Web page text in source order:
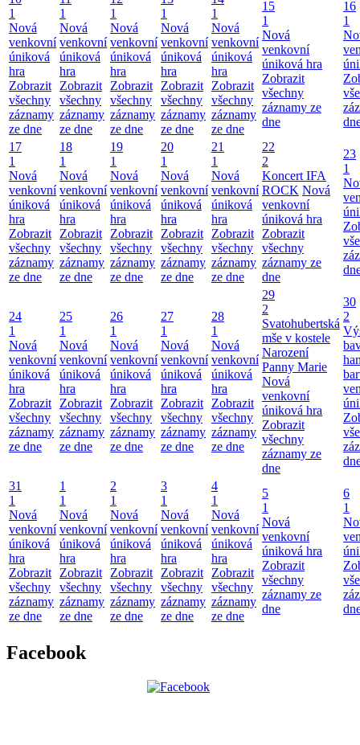
1
Nová
venkovní
úniková
hra
Zobrazit
všechny
záznamy
ze dne
1
Nová
venkovní
úniková
hra
Zobrazit
všechny
záznamy
ze dne
1
Nová
venkovní
úniková
hra
Zobrazit
všechny
záznamy
ze dne
1
Nová
venkovní
úniková
hra
Zobrazit
všechny
záznamy
ze dne
1
Nová
venkovní
úniková
hra
Zobrazit
všechny
záznamy
ze dne
15
1
Nová
venkovní
úniková hra
Zobrazit
všechny
záznamy ze
dne
16
1
17
1
Nová
venkovní
úniková
hra
Zobrazit
všechny
záznamy
ze dne
18
1
Nová
venkovní
úniková
hra
Zobrazit
všechny
záznamy
ze dne
19
1
Nová
venkovní
úniková
hra
Zobrazit
všechny
záznamy
ze dne
20
1
Nová
venkovní
úniková
hra
Zobrazit
všechny
záznamy
ze dne
21
1
Nová
venkovní
úniková
hra
Zobrazit
všechny
záznamy
ze dne
22
2
Koncert IFA
ROCK Nová
venkovní
úniková hra
Zobrazit
všechny
záznamy ze
dne
23
1
24
1
Nová
venkovní
úniková
hra
Zobrazit
všechny
záznamy
ze dne
25
1
Nová
venkovní
úniková
hra
Zobrazit
všechny
záznamy
ze dne
26
1
Nová
venkovní
úniková
hra
Zobrazit
všechny
záznamy
ze dne
27
1
Nová
venkovní
úniková
hra
Zobrazit
všechny
záznamy
ze dne
28
1
Nová
venkovní
úniková
hra
Zobrazit
všechny
záznamy
ze dne
29
2
Svatohubertská
mše v kostele
Narození
Panny Marie
Nová
venkovní
úniková hra
Zobrazit
všechny
záznamy ze
dne
30
2
31
1
Nová
venkovní
úniková
hra
Zobrazit
všechny
záznamy
ze dne
1
1
Nová
venkovní
úniková
hra
Zobrazit
všechny
záznamy
ze dne
2
1
Nová
venkovní
úniková
hra
Zobrazit
všechny
záznamy
ze dne
3
1
Nová
venkovní
úniková
hra
Zobrazit
všechny
záznamy
ze dne
4
1
Nová
venkovní
úniková
hra
Zobrazit
všechny
záznamy
ze dne
5
1
Nová
venkovní
úniková hra
Zobrazit
všechny
záznamy ze
dne
6
1
Facebook